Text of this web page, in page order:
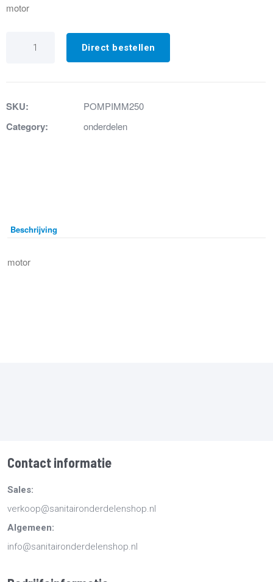
motor
Direct bestellen
SKU: POMPIMM250
Category: onderdelen
Beschrijving
motor
Contact informatie
Sales:
verkoop@sanitaironderdelenshop.nl
Algemeen:
info@sanitaironderdelenshop.nl